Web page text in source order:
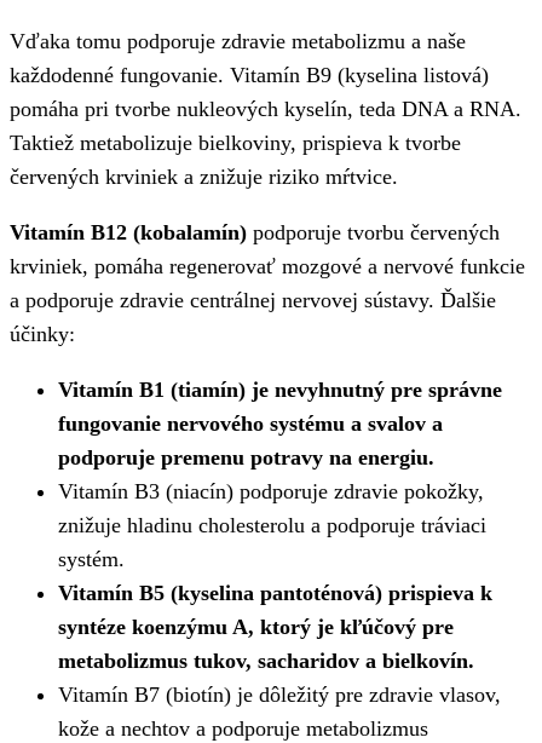
Vďaka tomu podporuje zdravie metabolizmu a naše
každodenné fungovanie. Vitamín B9 (kyselina listová)
pomáha pri tvorbe nukleových kyselín, teda DNA a RNA.
Taktiež metabolizuje bielkoviny, prispieva k tvorbe
červených krviniek a znižuje riziko mŕtvice.
Vitamín B12 (kobalamín) podporuje tvorbu červených
krviniek, pomáha regenerovať mozgové a nervové funkcie
a podporuje zdravie centrálnej nervovej sústavy. Ďalšie
účinky:
Vitamín B1 (tiamín) je nevyhnutný pre správne
fungovanie nervového systému a svalov a
podporuje premenu potravy na energiu.
Vitamín B3 (niacín) podporuje zdravie pokožky,
znižuje hladinu cholesterolu a podporuje tráviaci
systém.
Vitamín B5 (kyselina pantoténová) prispieva k
syntéze koenzýmu A, ktorý je kľúčový pre
metabolizmus tukov, sacharidov a bielkovín.
Vitamín B7 (biotín) je dôležitý pre zdravie vlasov,
kože a nechtov a podporuje metabolizmus